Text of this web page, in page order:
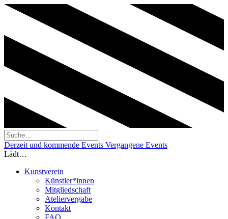
Derzeit und kommende Events Vergangene Events
Lädt…
Kunstverein
Künstler*innen
Mitgliedschaft
Ateliervergabe
Kontakt
FAQ